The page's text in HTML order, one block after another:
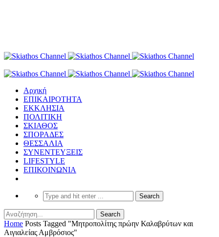
Αρχική
ΕΠΙΚΑΙΡΟΤΗΤΑ
ΕΚΚΛΗΣΙΑ
ΠΟΛΙΤΙΚΗ
ΣΚΙΑΘΟΣ
ΣΠΟΡΑΔΕΣ
ΘΕΣΣΑΛΙΑ
ΣΥΝΕΝΤΕΥΞΕΙΣ
LIFESTYLE
ΕΠΙΚΟΙΝΩΝΙΑ
Home Posts Tagged "Μητροπολίτης πρώην Καλαβρύτων και
Αιγιαλείας Αμβρόσιος"